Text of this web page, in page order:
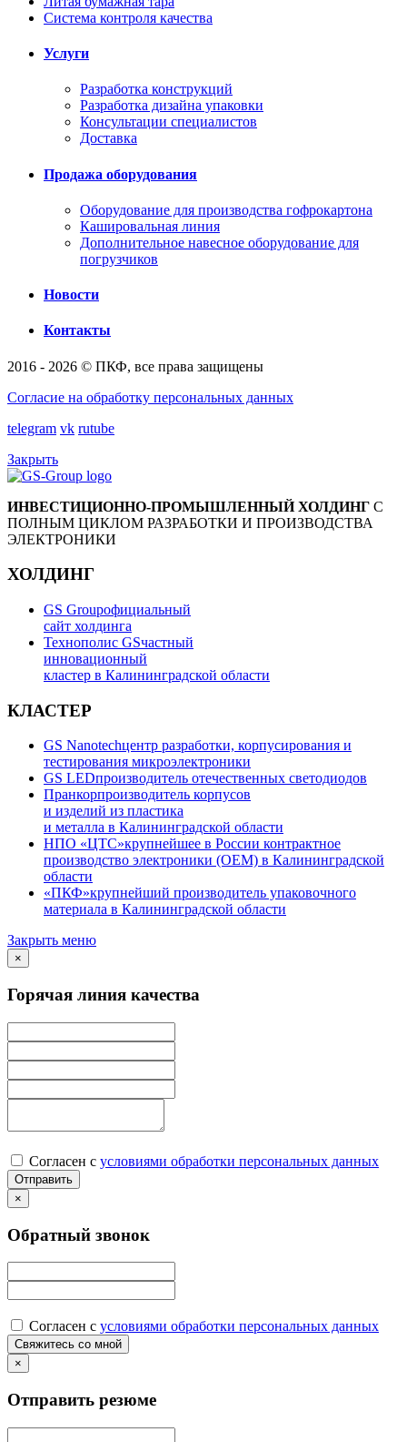
Система контроля качества
Услуги
Разработка конструкций
Разработка дизайна упаковки
Консультации специалистов
Доставка
Продажа оборудования
Оборудование для производства гофрокартона
Кашировальная линия
Дополнительное навесное оборудование для
погрузчиков
Новости
Контакты
2016 - 2026 © ПКФ, все права защищены
Согласие на обработку персональных данных
telegram vk rutube
Закрыть
ИНВЕСТИЦИОННО-ПРОМЫШЛЕННЫЙ ХОЛДИНГ С
ПОЛНЫМ ЦИКЛОМ РАЗРАБОТКИ И ПРОИЗВОДСТВА
ЭЛЕКТРОНИКИ
ХОЛДИНГ
GS Groupофициальный
сайт холдинга
Технополис GSчастный
инновационный
кластер в Калининградской области
КЛАСТЕР
GS Nanotechцентр разработки, корпусирования и
тестирования микроэлектроники
GS LEDпроизводитель отечественных светодиодов
Пранкорпроизводитель корпусов
и изделий из пластика
и металла в Калининградской области
НПО «ЦТС»крупнейшее в России контрактное
производство электроники (OEM) в Калининградской
области
«ПКФ»крупнейший производитель упаковочного
материала в Калининградской области
Закрыть меню
×
Горячая линия качества
Согласен с условиями обработки персональных данных
×
Обратный звонок
Согласен с условиями обработки персональных данных
×
Отправить резюме